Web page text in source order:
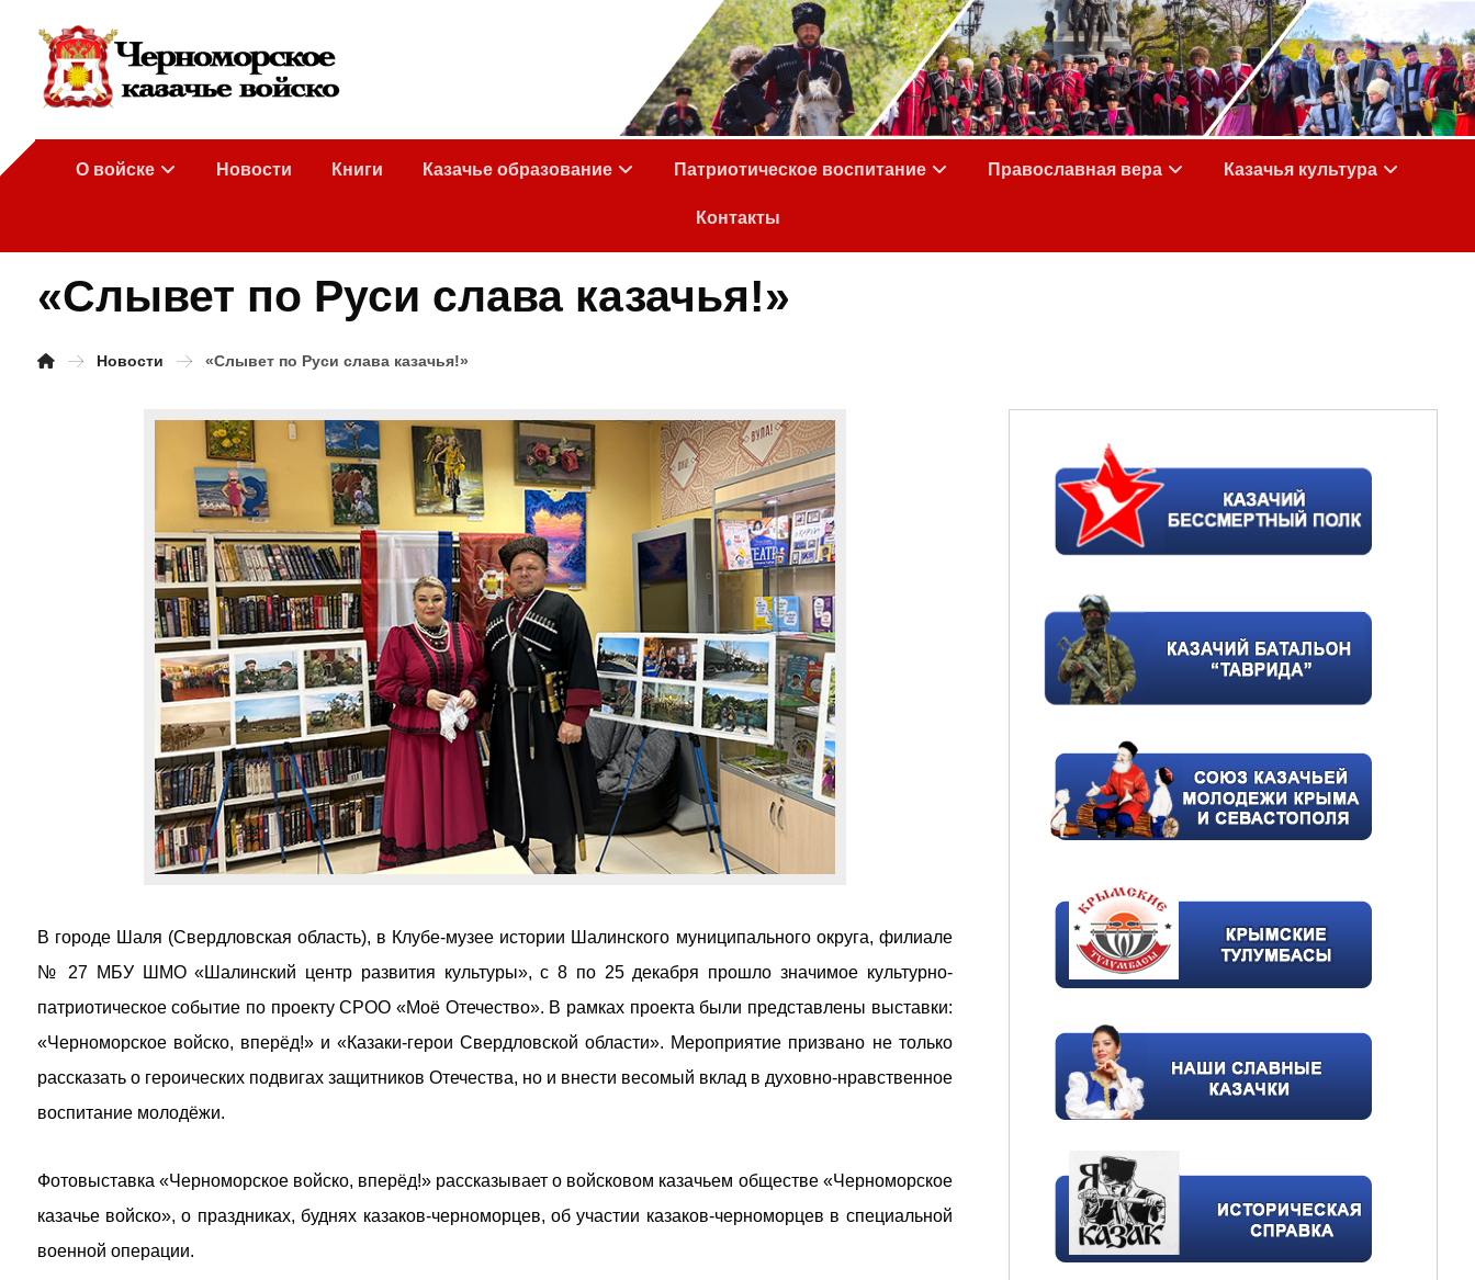
О войске Новости Книги Казачье образование Патриотическое воспитание Православная вера Казачья культура
Контакты
«Слывет по Руси слава казачья!»
Новости «Слывет по Руси слава казачья!»
В городе Шаля (Свердловская область), в Клубе-музее истории Шалинского муниципального округа, филиале
№ 27 МБУ ШМО «Шалинский центр развития культуры», с 8 по 25 декабря прошло значимое культурно-
патриотическое событие по проекту СРОО «Моё Отечество». В рамках проекта были представлены выставки:
«Черноморское войско, вперёд!» и «Казаки-герои Свердловской области». Мероприятие призвано не только
рассказать о героических подвигах защитников Отечества, но и внести весомый вклад в духовно-нравственное
воспитание молодёжи.
Фотовыставка «Черноморское войско, вперёд!» рассказывает о войсковом казачьем обществе «Черноморское
казачье войско», о праздниках, буднях казаков-черноморцев, об участии казаков-черноморцев в специальной
военной операции.